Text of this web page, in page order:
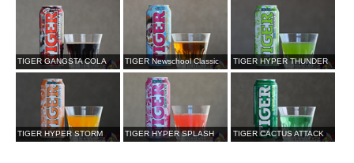
TIGER GANGSTA COLA TIGER Newschool Classic TIGER HYPER THUNDER
TIGER HYPER STORM TIGER HYPER SPLASH TIGER CACTUS ATTACK